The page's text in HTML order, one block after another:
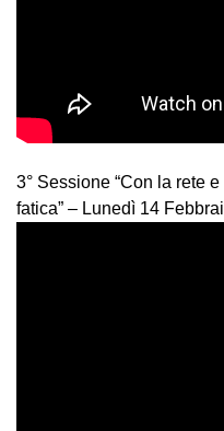
3° Sessione “Con la rete
fatica” – Lunedì 14